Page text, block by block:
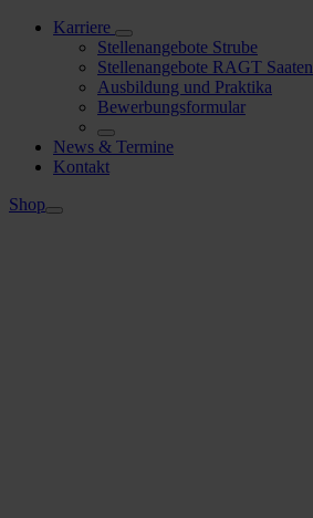
Karriere
Stellenangebote Strube
Stellenangebote RAGT Saaten
Ausbildung und Praktika
Bewerbungsformular
News & Termine
Kontakt
Shop